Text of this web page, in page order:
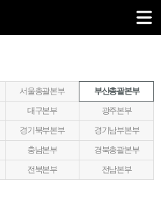
서울총괄본부
부산총괄본부
대구본부
광주본부
경기북부본부
경기남부본부
충남본부
경북총괄본부
전북본부
전남본부